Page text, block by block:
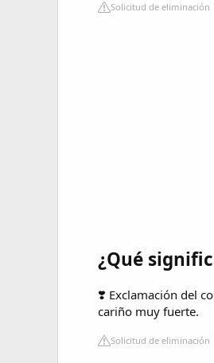
Solicitud de eliminación
¿Qué
❣️ Exclamación del
cariño muy fuerte.
Solicitud de eliminación